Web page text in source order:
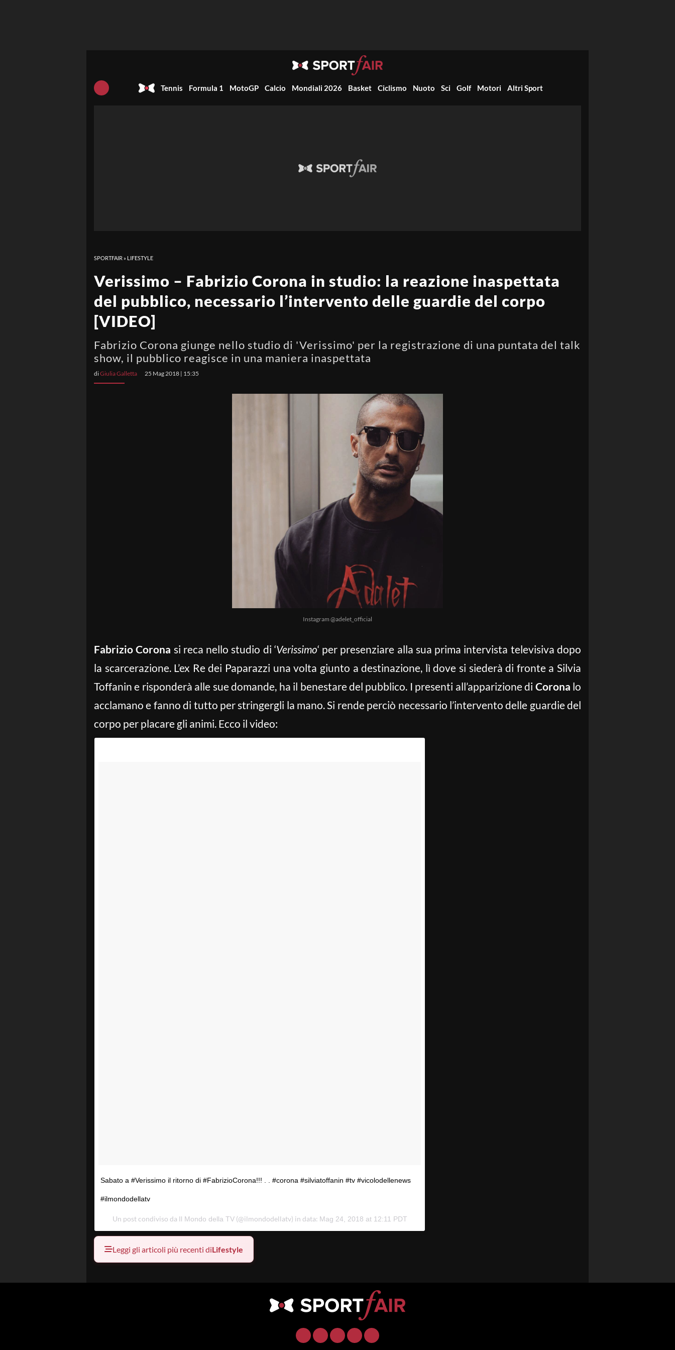
Tennis Formula 1 MotoGP Calcio Mondiali 2026 Basket Ciclismo Nuoto Sci Golf Motori Altri Sport
SPORTFAIR » LIFESTYLE
Verissimo – Fabrizio Corona in studio: la reazione inaspettata
del pubblico, necessario l’intervento delle guardie del corpo
[VIDEO]
Fabrizio Corona giunge nello studio di 'Verissimo' per la registrazione di una puntata del talk
show, il pubblico reagisce in una maniera inaspettata
diGiulia Galletta 25 Mag 2018 | 15:35
Instagram @adelet_official
Fabrizio Corona si reca nello studio di ‘Verissimo‘ per presenziare alla sua prima intervista televisiva dopo
la scarcerazione. L’ex Re dei Paparazzi una volta giunto a destinazione, lì dove si siederà di fronte a Silvia
Toffanin e risponderà alle sue domande, ha il benestare del pubblico. I presenti all’apparizione di Corona lo
acclamano e fanno di tutto per stringergli la mano. Si rende perciò necessario l’intervento delle guardie del
corpo per placare gli animi. Ecco il video:
Sabato a #Verissimo il ritorno di #FabrizioCorona!!! . . #corona #silviatoffanin #tv #vicolodellenews
#ilmondodellatv
Un post condiviso da Il Mondo della TV(@ilmondodellatv) in data: Mag 24, 2018 at 12:11 PDT
Leggi gli articoli più recenti diLifestyle